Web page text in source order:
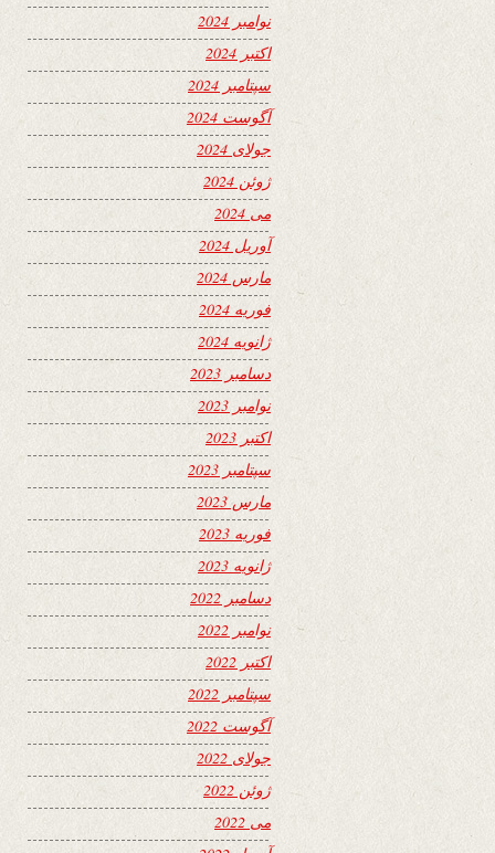
نوامبر 2024
اکتبر 2024
سپتامبر 2024
آگوست 2024
جولای 2024
ژوئن 2024
می 2024
آوریل 2024
مارس 2024
فوریه 2024
ژانویه 2024
دسامبر 2023
نوامبر 2023
اکتبر 2023
سپتامبر 2023
مارس 2023
فوریه 2023
ژانویه 2023
دسامبر 2022
نوامبر 2022
اکتبر 2022
سپتامبر 2022
آگوست 2022
جولای 2022
ژوئن 2022
می 2022